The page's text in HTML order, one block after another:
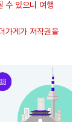
수 있으니 여행
가게가 저작권을